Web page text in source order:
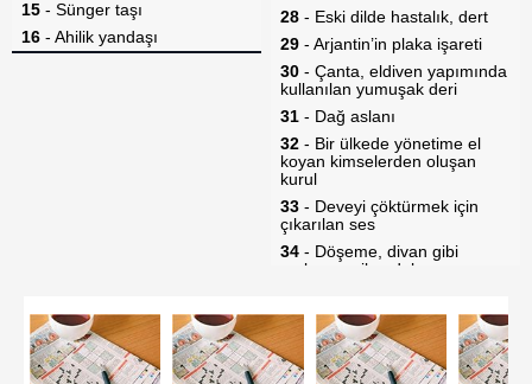
Sizlere daha iyi bir hizmet sunabilmek için İnternet
Sitemizde kendimize ve üçüncü kişilere ait çerezler
kullanılmaktadır. Bu çerezler vasıtasıyla çeşitli kişisel
verileriniz işlenmekte olup gerekli olan çerezler bilgi
toplumu hizmetlerinin sunulması amacıyla
kullanılmaktadır. Diğer çerezler, sitemizin daha işlevsel
kılınması ve kişiselleştirilmesi ve sizlere yönelik
reklam/pazarlama faaliyetlerinin yapılması, amaçlarıyla
Çerezlere ilişkin tercihlerinizi aşağıda yer alan panel
vasıtasıyla belirleyebilirsiniz. Çerezlere ilişkin detaylı bilgi